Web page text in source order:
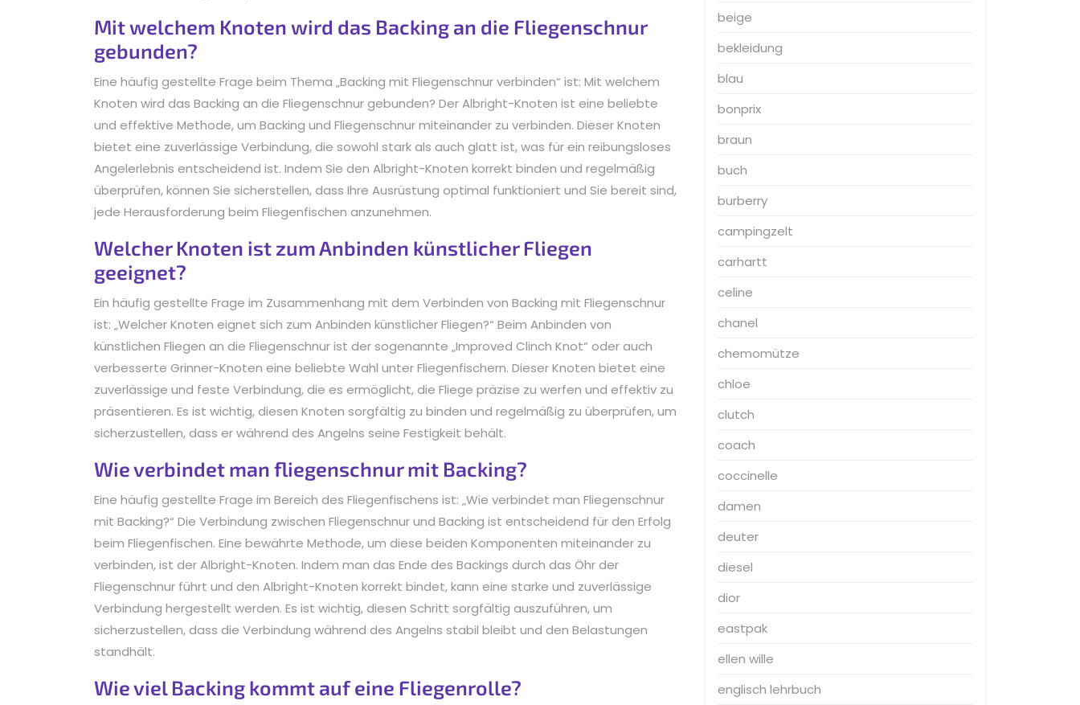
Mit welchem ​​Knoten wird das Backing an die Fliegenschnur
gebunden?
Eine häufig gestellte Frage beim Thema „Backing mit Fliegenschnur verbinden“ ist: Mit welchem
Knoten wird das Backing an die Fliegenschnur gebunden? Der Albright-Knoten ist eine beliebte
und effektive Methode, um Backing und Fliegenschnur miteinander zu verbinden. Dieser Knoten
bietet eine zuverlässige Verbindung, die sowohl stark als auch glatt ist, was für ein reibungsloses
Angelerlebnis entscheidend ist. Indem Sie den Albright-Knoten korrekt binden und regelmäßig
überprüfen, können Sie sicherstellen, dass Ihre Ausrüstung optimal funktioniert und Sie bereit sind,
jede Herausforderung beim Fliegenfischen anzunehmen.
Welcher Knoten ist zum Anbinden künstlicher Fliegen
geeignet?
Ein häufig gestellte Frage im Zusammenhang mit dem Verbinden von Backing mit Fliegenschnur
ist: „Welcher Knoten eignet sich zum Anbinden künstlicher Fliegen?“ Beim Anbinden von
künstlichen Fliegen an die Fliegenschnur ist der sogenannte „Improved Clinch Knot“ oder auch
verbesserte Grinner-Knoten eine beliebte Wahl unter Fliegenfischern. Dieser Knoten bietet eine
zuverlässige und feste Verbindung, die es ermöglicht, die Fliege präzise zu werfen und effektiv zu
präsentieren. Es ist wichtig, diesen Knoten sorgfältig zu binden und regelmäßig zu überprüfen, um
sicherzustellen, dass er während des Angelns seine Festigkeit behält.
Wie verbindet man fliegenschnur mit Backing?
Eine häufig gestellte Frage im Bereich des Fliegenfischens ist: „Wie verbindet man Fliegenschnur
mit Backing?“ Die Verbindung zwischen Fliegenschnur und Backing ist entscheidend für den Erfolg
beim Fliegenfischen. Eine bewährte Methode, um diese beiden Komponenten miteinander zu
verbinden, ist der Albright-Knoten. Indem man das Ende des Backings durch das Öhr der
Fliegenschnur führt und den Albright-Knoten korrekt bindet, kann eine starke und zuverlässige
Verbindung hergestellt werden. Es ist wichtig, diesen Schritt sorgfältig auszuführen, um
sicherzustellen, dass die Verbindung während des Angelns stabil bleibt und den Belastungen
standhält.
Wie viel Backing kommt auf eine Fliegenrolle?
beige
bekleidung
blau
bonprix
braun
buch
burberry
campingzelt
carhartt
celine
chanel
chemomütze
chloe
clutch
coach
coccinelle
damen
deuter
diesel
dior
eastpak
ellen wille
englisch lehrbuch